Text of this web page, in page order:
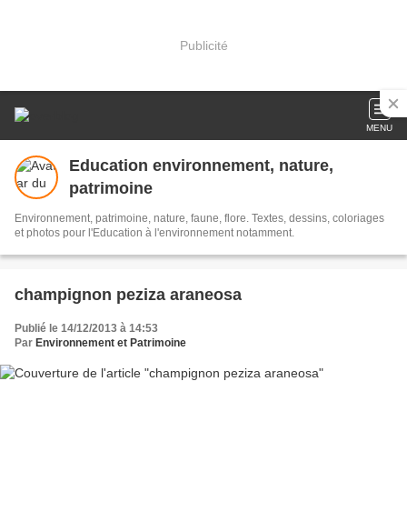
Publicité
MENU
Education environnement, nature,
patrimoine
Environnement, patrimoine, nature, faune, flore. Textes, dessins, coloriages
et photos pour l'Education à l'environnement notamment.
champignon peziza araneosa
Publié le 14/12/2013 à 14:53
Par Environnement et Patrimoine